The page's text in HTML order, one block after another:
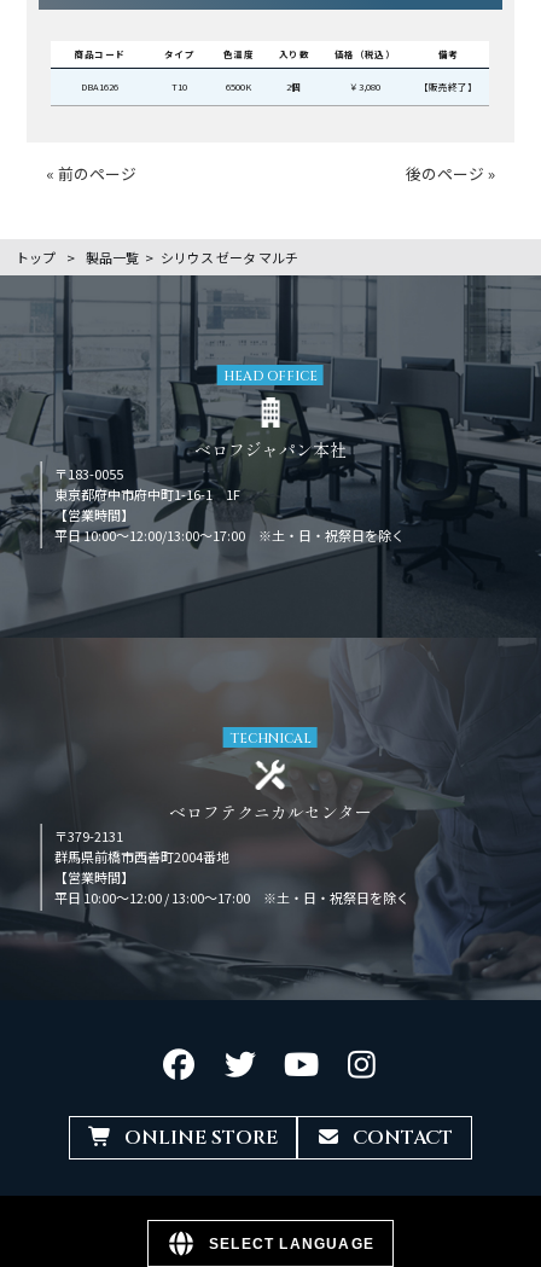
商品コード タイプ 色温度 入り数 価格（税込） 備考
DBA1626 T10 6500K 2個 ￥3,080 【販売終了】
« 前のページ 後のページ »
トップ > 製品一覧 > シリウス ゼータ マルチ
HEAD OFFICE
ベロフジャパン本社
〒183-0055
東京都府中市府中町1-16-1 1F
【営業時間】
平日 10:00～12:00/13:00～17:00 ※土・日・祝祭日を除く
TECHNICAL
ベロフテクニカルセンター
〒379-2131
群馬県前橋市西善町2004番地
【営業時間】
平日 10:00～12:00 / 13:00～17:00 ※土・日・祝祭日を除く
ONLINE STORE CONTACT
SELECT LANGUAGE